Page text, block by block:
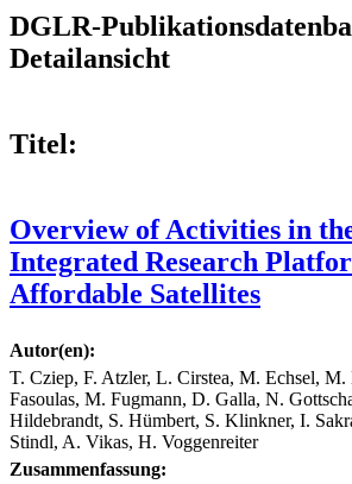
DGLR-
Detailansicht
Titel:
Overview of Activities in
Integrated Research
Affordable Satellites
Autor(en):
T. Cziep, F. Atzler, L. Cirstea, M. Echsel, M.
Fasoulas, M. Fugmann, D. Galla, N.
Hildebrandt, S. Hümbert, S. Klinkner, I.
Stindl, A. Vikas, H. Voggenreiter
Zusammenfassung: